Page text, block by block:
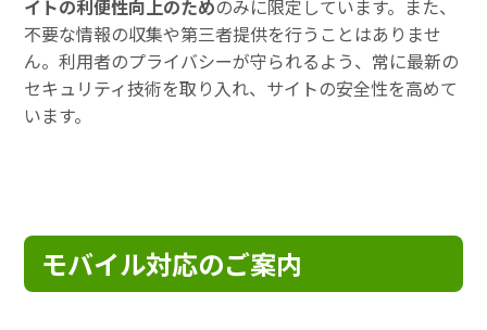
イトの利便性向上のためのみに限定しています。また、
不要な情報の収集や第三者提供を行うことはありませ
ん。利用者のプライバシーが守られるよう、常に最新の
セキュリティ技術を取り入れ、サイトの安全性を高めて
います。
モバイル対応のご案内